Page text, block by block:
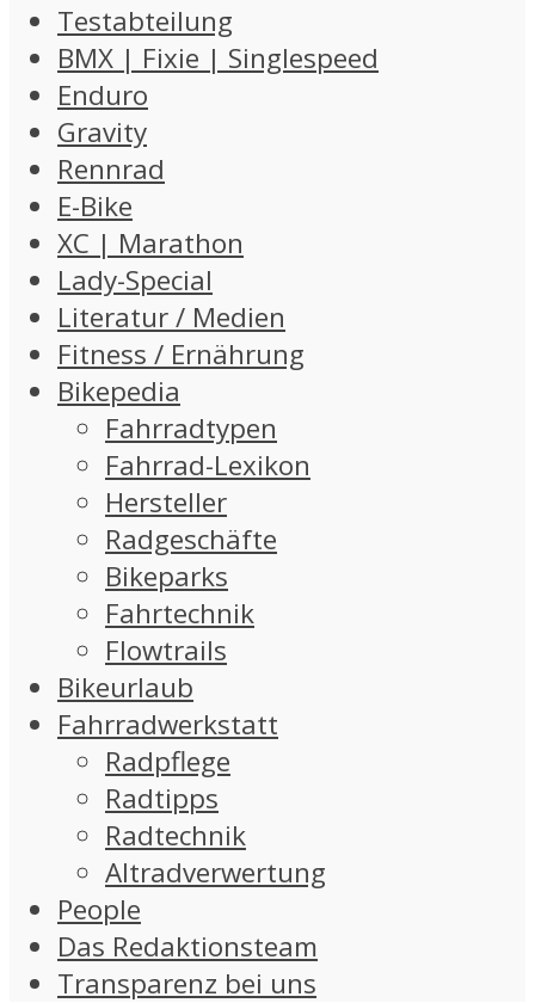
Testabteilung
BMX | Fixie | Singlespeed
Enduro
Gravity
Rennrad
E-Bike
XC | Marathon
Lady-Special
Literatur / Medien
Fitness / Ernährung
Bikepedia
Fahrradtypen
Fahrrad-Lexikon
Hersteller
Radgeschäfte
Bikeparks
Fahrtechnik
Flowtrails
Bikeurlaub
Fahrradwerkstatt
Radpflege
Radtipps
Radtechnik
Altradverwertung
People
Das Redaktionsteam
Transparenz bei uns